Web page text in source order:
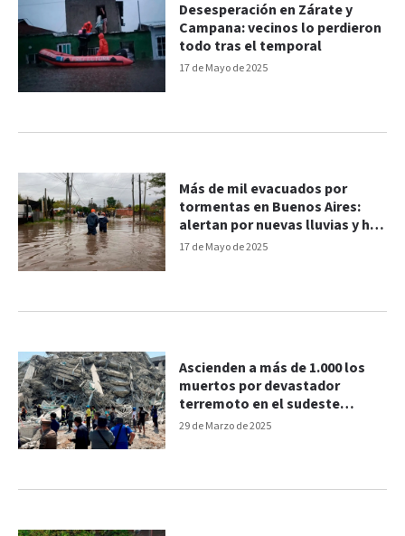
17 de Mayo de 2025
Desesperación en Zárate y
Campana: vecinos lo perdieron
todo tras el temporal
17 de Mayo de 2025
Más de mil evacuados por
tormentas en Buenos Aires:
alertan por nuevas lluvias y hay
rutas cortadas
29 de Marzo de 2025
Ascienden a más de 1.000 los
muertos por devastador
terremoto en el sudeste
asiático